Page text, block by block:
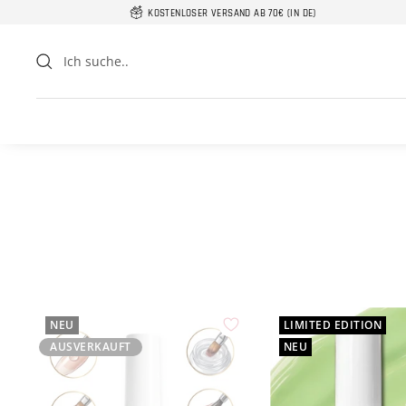
KOSTENLOSER VERSAND AB 70€ (IN DE)
NEU
AUSVERKAUFT
LIMITED EDITION
NEU